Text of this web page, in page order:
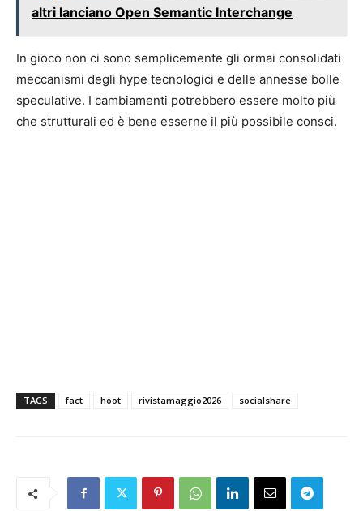
altri lanciano Open Semantic Interchange
In gioco non ci sono semplicemente gli ormai consolidati
meccanismi degli hype tecnologici e delle annesse bolle
speculative. I cambiamenti potrebbero essere molto più
che strutturali ed è bene esserne il più possibile consci.
TAGS fact hoot rivistamaggio2026 socialshare